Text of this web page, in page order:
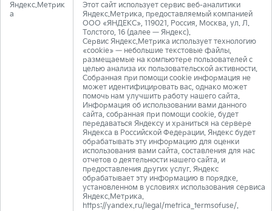
Яндекс.Метрик
а
Этот сайт использует сервис веб-аналитики
Яндекс.Метрика, предоставляемый компанией
ООО «ЯНДЕКС», 119021, Россия, Москва, ул. Л.
Толстого, 16 (далее — Яндекс).
Сервис Яндекс.Метрика использует технологию
«cookie» — небольшие текстовые файлы,
размещаемые на компьютере пользователей с
целью анализа их пользовательской активности.
Собранная при помощи cookie информация не
может идентифицировать вас, однако может
помочь нам улучшить работу нашего сайта.
Информация об использовании вами данного
сайта, собранная при помощи cookie, будет
передаваться Яндексу и храниться на сервере
Яндекса в Российской Федерации. Яндекс будет
обрабатывать эту информацию для оценки
использования вами сайта, составления для нас
отчетов о деятельности нашего сайта, и
предоставления других услуг. Яндекс
обрабатывает эту информацию в порядке,
установленном в условиях использования сервиса
Яндекс.Метрика.
https://yandex.ru/legal/metrica_termsofuse/.